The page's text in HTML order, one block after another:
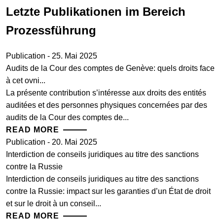
Letzte Publikationen im Bereich
Prozessführung
Publication - 25. Mai 2025
Audits de la Cour des comptes de Genève: quels droits face
à cet ovni...
La présente contribution s’intéresse aux droits des entités
auditées et des personnes physiques concernées par des
audits de la Cour des comptes de...
READ MORE
Publication - 20. Mai 2025
Interdiction de conseils juridiques au titre des sanctions
contre la Russie
Interdiction de conseils juridiques au titre des sanctions
contre la Russie: impact sur les garanties d’un État de droit
et sur le droit à un conseil...
READ MORE